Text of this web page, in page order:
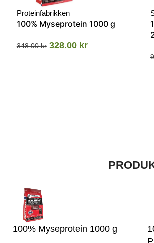
Proteinfabrikken
100% Myseprotein 1000 g
348.00kr 328.00 kr
100% Myseprotein 1000 g